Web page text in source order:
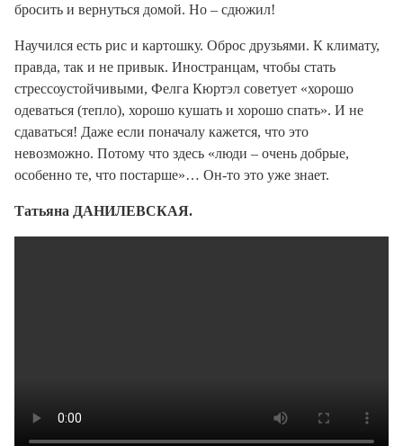
бросить и вернуться домой. Но – сдюжил!
Научился есть рис и картошку. Оброс друзьями. К климату,
правда, так и не привык. Иностранцам, чтобы стать
стрессоустойчивыми, Фелга Кюртэл советует «хорошо
одеваться (тепло), хорошо кушать и хорошо спать». И не
сдаваться! Даже если поначалу кажется, что это
невозможно. Потому что здесь «люди – очень добрые,
особенно те, что постарше»… Он-то это уже знает.
Татьяна ДАНИЛЕВСКАЯ.